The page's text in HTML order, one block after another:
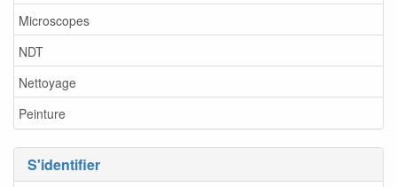
Microscopes
NDT
Nettoyage
Peinture
S'identifier